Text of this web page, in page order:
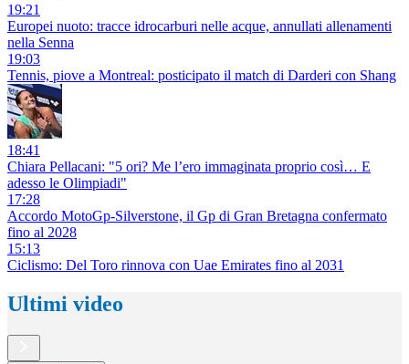
19:21
Europei nuoto: tracce idrocarburi nelle acque, annullati allenamenti
nella Senna
19:03
Tennis, piove a Montreal: posticipato il match di Darderi con Shang
18:41
Chiara Pellacani: "5 ori? Me l’ero immaginata proprio così… E
adesso le Olimpiadi"
17:28
Accordo MotoGp-Silverstone, il Gp di Gran Bretagna confermato
fino al 2028
15:13
Ciclismo: Del Toro rinnova con Uae Emirates fino al 2031
Ultimi video